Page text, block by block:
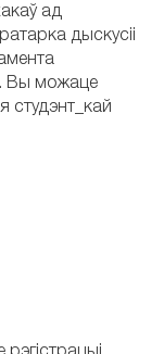
ад
дыскусіі
Вы можаце
студэнт_кай